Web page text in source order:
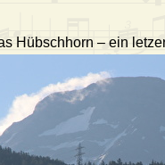
Hübschhorn – ein